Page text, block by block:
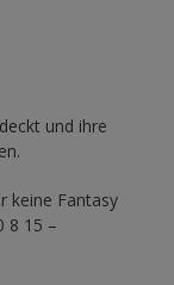
und ihre
keine Fantasy
8 15 –